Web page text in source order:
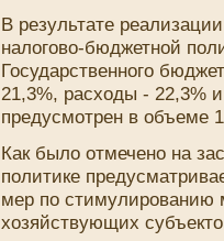
В результате
налогово-бюджетной
Государственного
21,3%, расходы - 22,3%
предусмотрен в объеме
Как было отмечено на
политике
мер по стимулировани­ю
хозяйствующих